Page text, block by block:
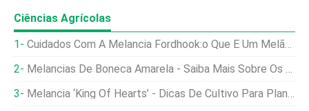
Ciências Agrícolas
Cuidados Com A Melancia Fordhook:o Que É Um Melão Híbrido Fordhook
Melancias De Boneca Amarela - Saiba Mais Sobre Os Cuidados Com A Melancia De Boneca Amarela
Melancia ‘King Of Hearts’ - Dicas De Cultivo Para Plantas De Melão King Of Hearts